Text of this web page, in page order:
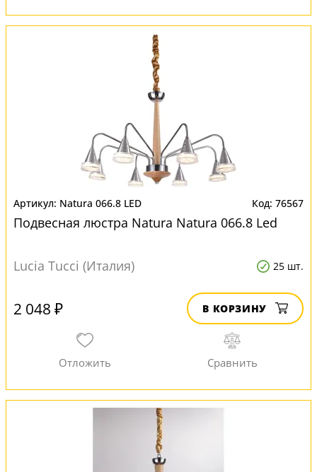
Natura 066.8 LED 76567
Подвесная люстра Natura Natura 066.8 Led
Lucia Tucci (Италия) 25 шт.
2 048 ₽ В КОРЗИНУ